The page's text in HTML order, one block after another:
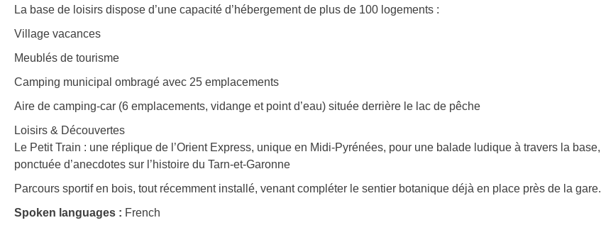
La base de loisirs dispose d’une capacité d’hébergement de plus de 100 logements :
Village vacances
Meublés de tourisme
Camping municipal ombragé avec 25 emplacements
Aire de camping-car (6 emplacements, vidange et point d’eau) située derrière le lac de pêche
Loisirs & Découvertes
Le Petit Train : une réplique de l’Orient Express, unique en Midi-Pyrénées, pour une balade ludique à travers la base,
ponctuée d’anecdotes sur l’histoire du Tarn-et-Garonne
Parcours sportif en bois, tout récemment installé, venant compléter le sentier botanique déjà en place près de la gare.
Spoken languages : French